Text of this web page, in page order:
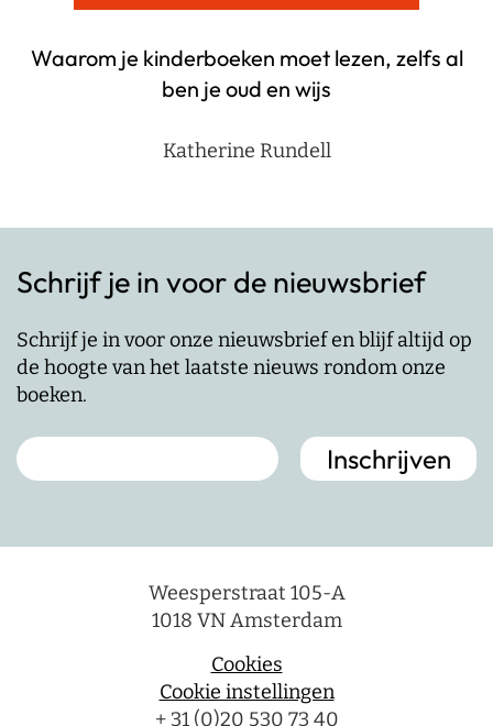
Waarom je kinderboeken moet lezen, zelfs al
ben je oud en wijs
Katherine Rundell
Schrijf je in voor de nieuwsbrief
Schrijf je in voor onze nieuwsbrief en blijf altijd op
de hoogte van het laatste nieuws rondom onze
boeken.
Weesperstraat 105-A
1018 VN Amsterdam
Cookies
Cookie instellingen
+ 31 (0)20 530 73 40